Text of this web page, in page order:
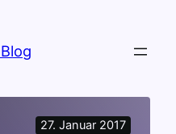
27. Januar 2017